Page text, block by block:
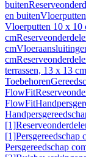
buiten
en buiten
Vloerputten 10 x 10
cm
cm
cm
terrassen, 13 x 13 cm
Toebehoren
FlowFit
FlowFit
[1]
[1]
Persgereedschap